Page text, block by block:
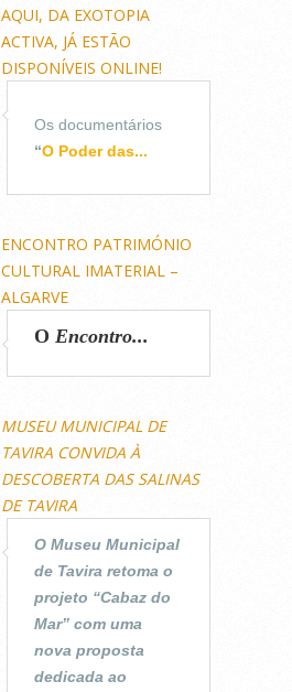
AQUI, DA EXOTOPIA
ACTIVA, JÁ ESTÃO
DISPONÍVEIS ONLINE!
Os documentários
“O Poder das...
ENCONTRO PATRIMÓNIO
CULTURAL IMATERIAL –
ALGARVE
O Encontro...
MUSEU MUNICIPAL DE
TAVIRA CONVIDA À
DESCOBERTA DAS SALINAS
DE TAVIRA
O Museu Municipal
de Tavira retoma o
projeto “Cabaz do
Mar” com uma
nova proposta
dedicada ao